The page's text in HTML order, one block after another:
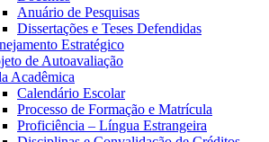
Anuário de Pesquisas
Dissertações e Teses Defendidas
Estratégico
de Autoavaliação
Acadêmica
Calendário Escolar
Processo de Formação e Matrícula
Proficiência – Língua Estrangeira